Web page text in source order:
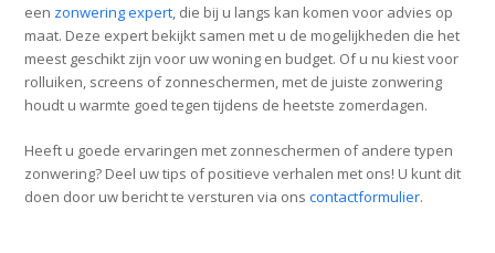
een zonwering expert, die bij u langs kan komen voor advies op
maat. Deze expert bekijkt samen met u de mogelijkheden die het
meest geschikt zijn voor uw woning en budget. Of u nu kiest voor
rolluiken, screens of zonneschermen, met de juiste zonwering
houdt u warmte goed tegen tijdens de heetste zomerdagen.
Heeft u goede ervaringen met zonneschermen of andere typen
zonwering? Deel uw tips of positieve verhalen met ons! U kunt dit
doen door uw bericht te versturen via onscontactformulier.